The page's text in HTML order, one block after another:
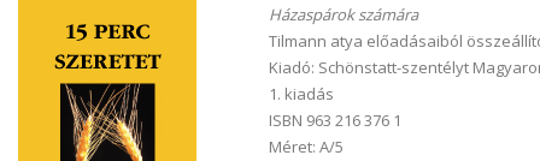
Házaspárok számára
Tilmann atya előadásaiból
Kiadó: Schönstatt-szentélyt
1. kiadás
ISBN 963 216 376 1
Méret: A/5